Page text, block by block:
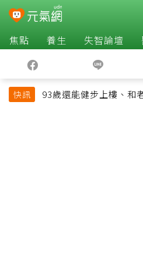
焦點 養生 失智論壇
快訊
93歲還能健步上樓、和